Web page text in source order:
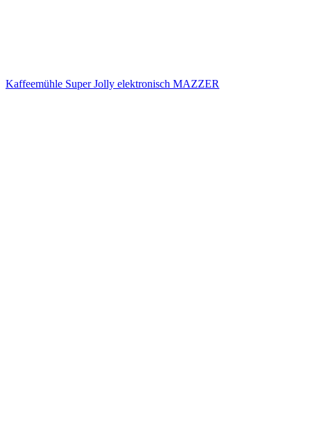
Kaffeemühle Super Jolly elektronisch MAZZER